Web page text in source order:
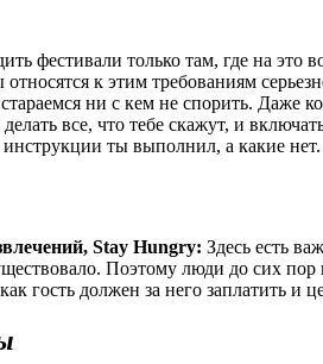
фестивали только там, где на это
к этим требованиям
ни с кем не спорить. Даже
все, что тебе скажут, и
ты выполнил, а какие нет.
Stay Hungry: Здесь есть
Поэтому люди до сих
гость должен за него заплатить и